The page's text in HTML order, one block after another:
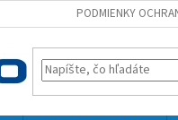
PODMIENKY